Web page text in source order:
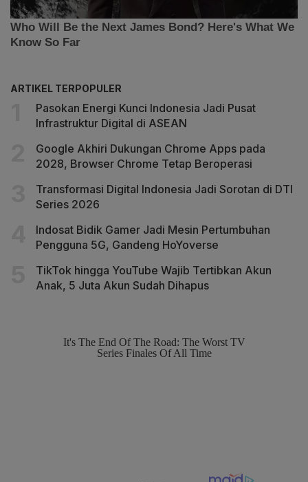
ARTIKEL TERPOPULER
Pasokan Energi Kunci Indonesia Jadi Pusat
Infrastruktur Digital di ASEAN
Google Akhiri Dukungan Chrome Apps pada
2028, Browser Chrome Tetap Beroperasi
Transformasi Digital Indonesia Jadi Sorotan di DTI
Series 2026
Indosat Bidik Gamer Jadi Mesin Pertumbuhan
Pengguna 5G, Gandeng HoYoverse
TikTok hingga YouTube Wajib Tertibkan Akun
Anak, 5 Juta Akun Sudah Dihapus